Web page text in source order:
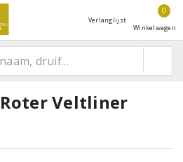
Verlanglijst
0
Winkelwagen
Veltliner